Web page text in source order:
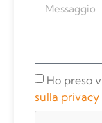
Ho preso
sulla privacy